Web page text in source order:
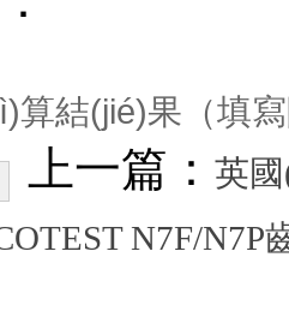
算結(jié)果（填
上一篇： 英
N7F/N7P